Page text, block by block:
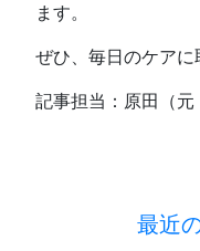
ます。
ぜひ、毎日のケアに
記事担当：原田（元
最近